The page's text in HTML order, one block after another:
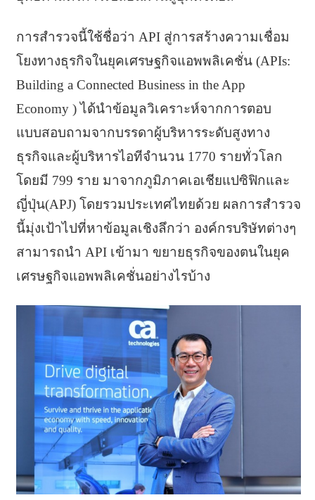
การสำรวจนี้ใช้ชื่อว่า API สู่การสร้างความเชื่อม
โยงทางธุรกิจในยุคเศรษฐกิจแอพพลิเคชั่น (APIs:
Building a Connected Business in the App
Economy ) ได้นำข้อมูลวิเคราะห์จากการตอบ
แบบสอบถามจากบรรดาผู้บริหารระดับสูงทาง
ธุรกิจและผู้บริหารไอทีจำนวน 1770 รายทั่วโลก
โดยมี 799 ราย มาจากภูมิภาคเอเชียแปซิฟิกและ
ญี่ปุ่น(APJ) โดยรวมประเทศไทยด้วย ผลการสำรวจ
นี้มุ่งเป้าไปที่หาข้อมูลเชิงลึกว่า องค์กรบริษัทต่างๆ
สามารถนำ API เข้ามา ขยายธุรกิจของตนในยุค
เศรษฐกิจแอพพลิเคชั่นอย่างไรบ้าง